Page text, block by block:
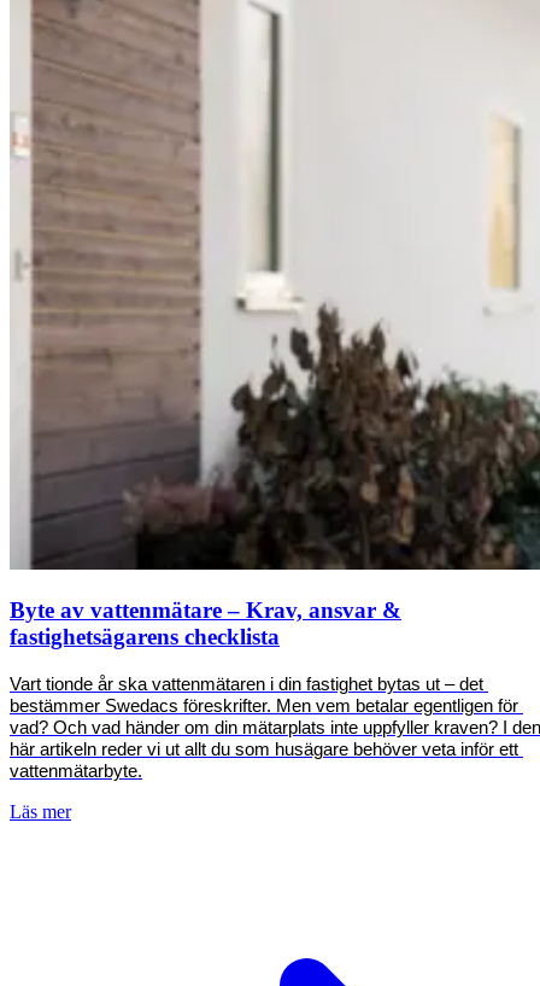
Byte av vattenmätare – Krav, ansvar &
fastighetsägarens checklista
Vart tionde år ska vattenmätaren i din fastighet bytas ut – det
bestämmer Swedacs föreskrifter. Men vem betalar egentligen för
vad? Och vad händer om din mätarplats inte uppfyller kraven? I den
här artikeln reder vi ut allt du som husägare behöver veta inför ett
vattenmätarbyte.
Läs mer